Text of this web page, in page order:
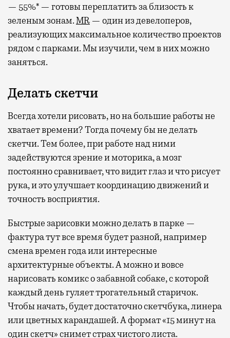
— 55%* — готовы переплатить за близость к
зеленым зонам.MR — один из девелоперов,
реализующих максимальное количество проектов
рядом с парками. Мы изучили, чем в них можно
заняться.
Делать скетчи
Всегда хотели рисовать, но на большие работы не
хватает времени? Тогда почему бы не делать
скетчи. Тем более, при работе над ними
задействуются зрение и моторика, а мозг
постоянно сравнивает, что видит глаз и что рисует
рука, и это улучшает координацию движений и
точность восприятия.
Быстрые зарисовки можно делать в парке —
фактура тут все время будет разной, например
смена времен года или интересные
архитектурные объекты. А можно и вовсе
нарисовать комикс о забавной собаке, с которой
каждый день гуляет трогательный старичок.
Чтобы начать, будет достаточно скетчбука, линера
или цветных карандашей. А формат «15 минут на
один скетч» снимет страх чистого листа.